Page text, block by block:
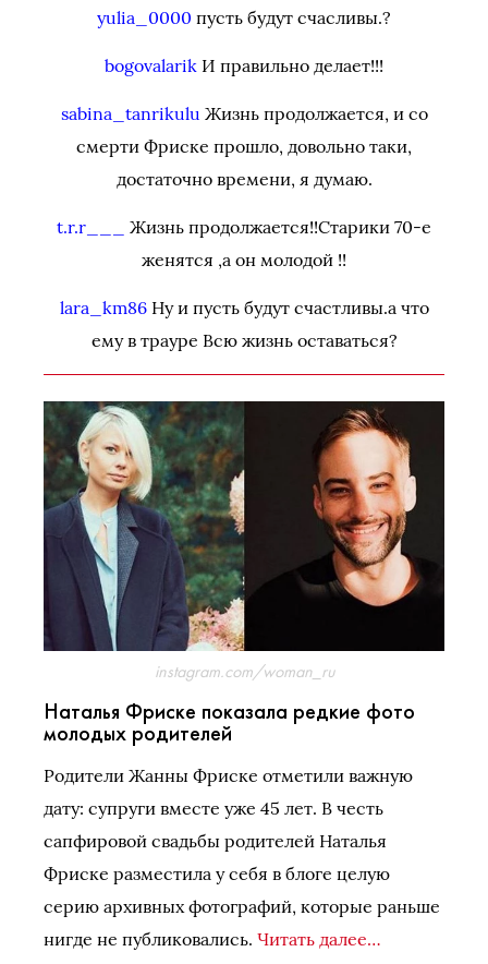
yulia_0000 пусть будут счасливы.?
bogovalarik И правильно делает!!!
sabina_tanrikulu Жизнь продолжается, и со
смерти Фриске прошло, довольно таки,
достаточно времени, я думаю.
t.r.r___
Жизнь продолжается!!Старики 70-е
женятся ,а он молодой !!
lara_km86Ну и пусть будут счастливы.а что
ему в трауре Всю жизнь оставаться?
instagram.com/woman_ru
Наталья Фриске показала редкие фото
молодых родителей
Родители Жанны Фриске отметили важную
дату: супруги вместе уже 45 лет. В честь
сапфировой свадьбы родителей Наталья
Фриске разместила у себя в блоге целую
серию архивных фотографий, которые раньше
нигде не публиковались. Читать далее…